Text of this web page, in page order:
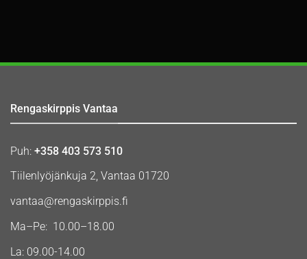
Rengaskirppis Vantaa
Puh: +358 403 573 510
Tiilenlyöjänkuja 2, Vantaa 01720
vantaa@rengaskirppis.fi
Ma–Pe: 10.00–18.00
La: 09.00-14.00